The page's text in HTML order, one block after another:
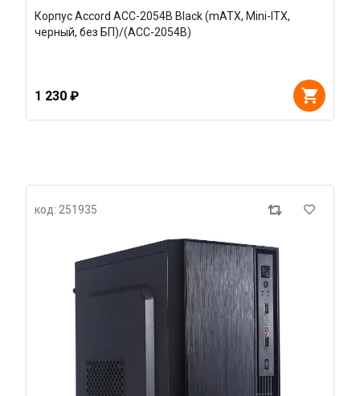
Корпус Accord ACC-2054B Black (mATX, Mini-ITX,
черный, без БП)/(ACC-2054B)
1 230 ₽
код: 251935